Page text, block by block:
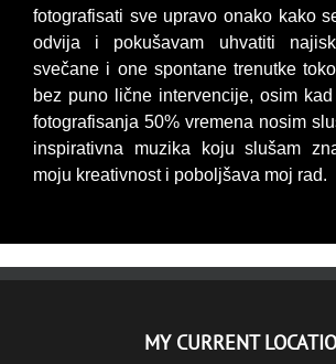
fotografisati sve upravo onako kako
odvija i pokušavam uhvatiti
svečane i one spontane trenutke
bez puno lične intervencije, osim
fotografisanja 50% vremena nosim
inspirativna muzika koju slušam
moju kreativnost i poboljšava moj rad.
MY CURRENT